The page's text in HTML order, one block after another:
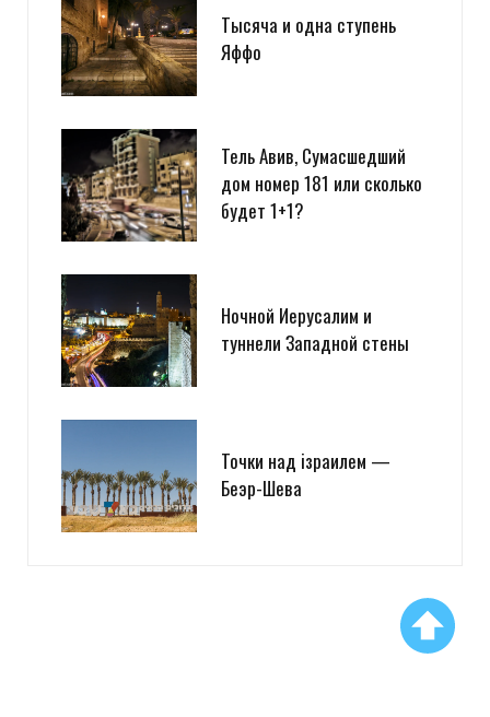
Тысяча и одна ступень
Яффо
Тель Авив, Сумасшедший
дом номер 181 или сколько
будет 1+1?
Ночной Иерусалим и
туннели Западной стены
Точки над iзраилем —
Беэр-Шева